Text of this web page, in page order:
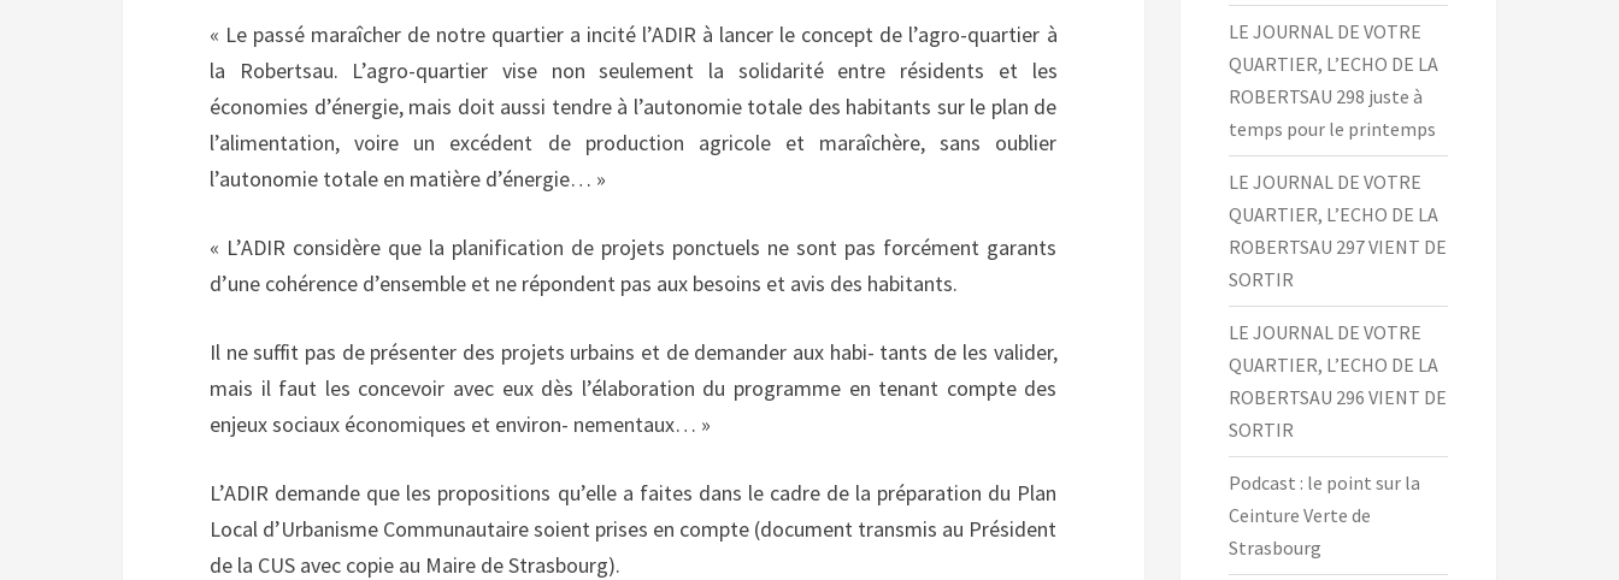
« Le passé maraîcher de notre quartier a incité l’ADIR à lancer le concept de l’agro-quartier à
la Robertsau. L’agro-quartier vise non seulement la solidarité entre résidents et les
économies d’énergie, mais doit aussi tendre à l’autonomie totale des habitants sur le plan de
l’alimentation, voire un excédent de production agricole et maraîchère, sans oublier
l’autonomie totale en matière d’énergie… »
« L’ADIR considère que la planification de projets ponctuels ne sont pas forcément garants
d’une cohérence d’ensemble et ne répondent pas aux besoins et avis des habitants.
Il ne suffit pas de présenter des projets urbains et de demander aux habi- tants de les valider,
mais il faut les concevoir avec eux dès l’élaboration du programme en tenant compte des
enjeux sociaux économiques et environ- nementaux… »
L’ADIR demande que les propositions qu’elle a faites dans le cadre de la préparation du Plan
Local d’Urbanisme Communautaire soient prises en compte (document transmis au Président
de la CUS avec copie au Maire de Strasbourg).
LE JOURNAL DE VOTRE
QUARTIER, L’ECHO DE LA
ROBERTSAU 298 juste à
temps pour le printemps
LE JOURNAL DE VOTRE
QUARTIER, L’ECHO DE LA
ROBERTSAU 297 VIENT DE
SORTIR
LE JOURNAL DE VOTRE
QUARTIER, L’ECHO DE LA
ROBERTSAU 296 VIENT DE
SORTIR
Podcast : le point sur la
Ceinture Verte de
Strasbourg